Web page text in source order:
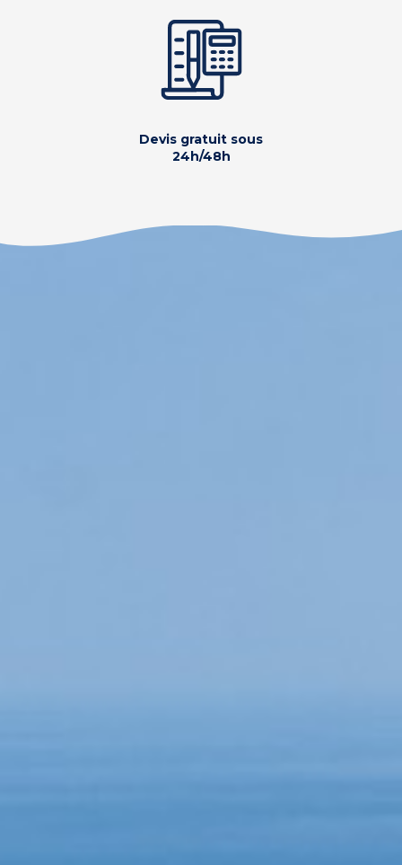
Devis gratuit sous
24h/48h